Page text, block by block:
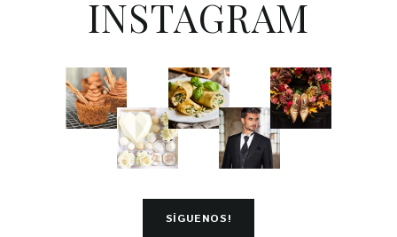
INSTAGRAM
SÍGUENOS!